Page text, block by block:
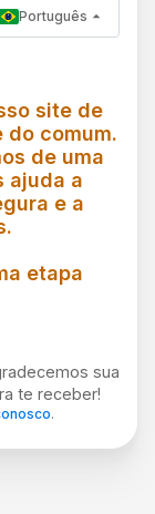
Português
site de
do comum.
de uma
ajuda a
e a
etapa
sua
te receber!
.